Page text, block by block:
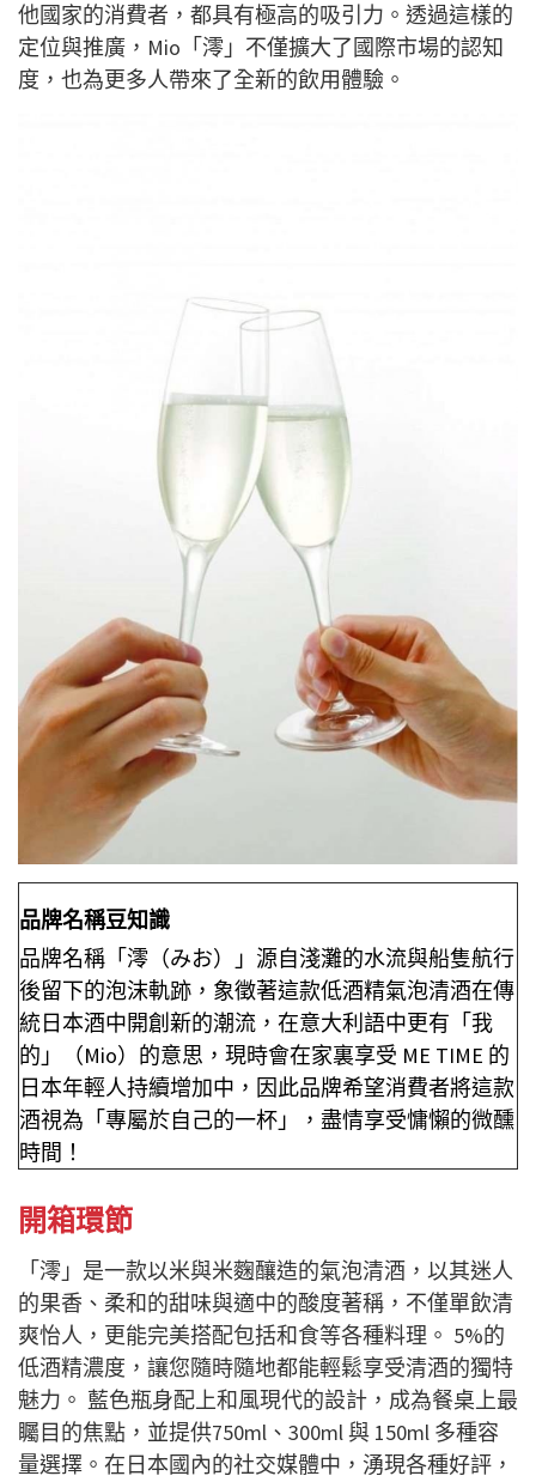
他國家的消費者，都具有極高的吸引力。透過這樣的
定位與推廣，Mio「澪」不僅擴大了國際市場的認知
度，也為更多人帶來了全新的飲用體驗。
品牌名稱豆知識
品牌名稱「澪（みお）」源自淺灘的水流與船隻航行
後留下的泡沫軌跡，象徵著這款低酒精氣泡清酒在傳
統日本酒中開創新的潮流，在意大利語中更有「我
的」（Mio）的意思，現時會在家裏享受 ME TIME 的
日本年輕人持續增加中，因此品牌希望消費者將這款
酒視為「專屬於自己的一杯」，盡情享受慵懶的微醺
時間！
開箱環節
「澪」是一款以米與米麴釀造的氣泡清酒，以其迷人
的果香、柔和的甜味與適中的酸度著稱，不僅單飲清
爽怡人，更能完美搭配包括和食等各種料理。 5%的
低酒精濃度，讓您隨時隨地都能輕鬆享受清酒的獨特
魅力。 藍色瓶身配上和風現代的設計，成為餐桌上最
矚目的焦點，並提供750ml、300ml 與 150ml 多種容
量選擇。在日本國內的社交媒體中，湧現各種好評，